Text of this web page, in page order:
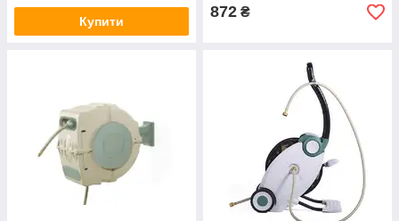
Купити
872 ₴